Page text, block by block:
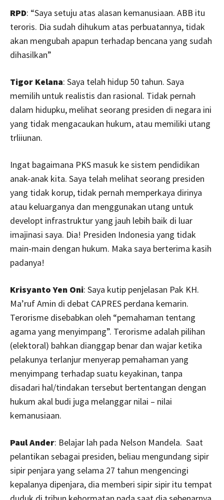
RPD: “Saya setuju atas alasan kemanusiaan. ABB itu
teroris. Dia sudah dihukum atas perbuatannya, tidak
akan mengubah apapun terhadap bencana yang sudah
dihasilkan”
Tigor Kelana: Saya telah hidup 50 tahun. Saya
memilih untuk realistis dan rasional. Tidak pernah
dalam hidupku, melihat seorang presiden di negara ini
yang tidak mengacaukan hukum, atau memiliki utang
trliiunan.
Ingat bagaimana PKS masuk ke sistem pendidikan
anak-anak kita. Saya telah melihat seorang presiden
yang tidak korup, tidak pernah memperkaya dirinya
atau keluarganya dan menggunakan utang untuk
developt infrastruktur yang jauh lebih baik di luar
imajinasi saya. Dia! Presiden Indonesia yang tidak
main-main dengan hukum. Maka saya berterima kasih
padanya!
Krisyanto Yen Oni: Saya kutip penjelasan Pak KH.
Ma’ruf Amin di debat CAPRES perdana kemarin.
Terorisme disebabkan oleh “pemahaman tentang
agama yang menyimpang”. Terorisme adalah pilihan
(elektoral) bahkan dianggap benar dan wajar ketika
pelakunya terlanjur menyerap pemahaman yang
menyimpang terhadap suatu keyakinan, tanpa
disadari hal/tindakan tersebut bertentangan dengan
hukum akal budi juga melanggar nilai – nilai
kemanusiaan.
Paul Ander: Belajar lah pada Nelson Mandela. Saat
pelantikan sebagai presiden, beliau mengundang sipir
sipir penjara yang selama 27 tahun mengencingi
kepalanya dipenjara, dia memberi sipir sipir itu tempat